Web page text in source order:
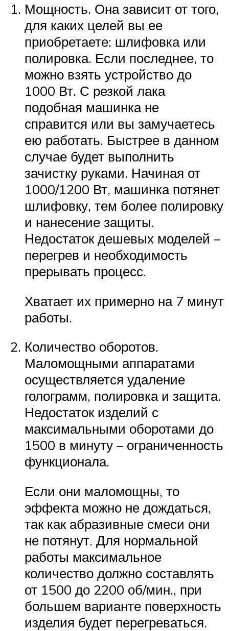
Мощность. Она зависит от того,
для каких целей вы ее
приобретаете: шлифовка или
полировка. Если последнее, то
можно взять устройство до
1000 Вт. С резкой лака
подобная машинка не
справится или вы замучаетесь
ею работать. Быстрее в данном
случае будет выполнить
зачистку руками. Начиная от
1000/1200 Вт, машинка потянет
шлифовку, тем более полировку
и нанесение защиты.
Недостаток дешевых моделей –
перегрев и необходимость
прерывать процесс.
Хватает их примерно на 7 минут
работы.
Количество оборотов.
Маломощными аппаратами
осуществляется удаление
голограмм, полировка и защита.
Недостаток изделий с
максимальными оборотами до
1500 в минуту – ограниченность
функционала.
Если они маломощны, то
эффекта можно не дождаться,
так как абразивные смеси они
не потянут. Для нормальной
работы максимальное
количество должно составлять
от 1500 до 2200 об/мин., при
большем варианте поверхность
изделия будет перегреваться.